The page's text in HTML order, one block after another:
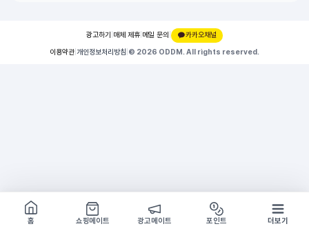
광고하기 매체 제휴 메일 문의 |
카카오채널
이용약관 개인정보처리방침 © 2026 ODDM. All rights reserved.
쇼핑몰 구경하기
방문시 1G
홈
쇼핑메이트 광고메이트 포인트 더보기